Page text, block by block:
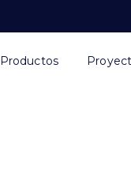
Productos